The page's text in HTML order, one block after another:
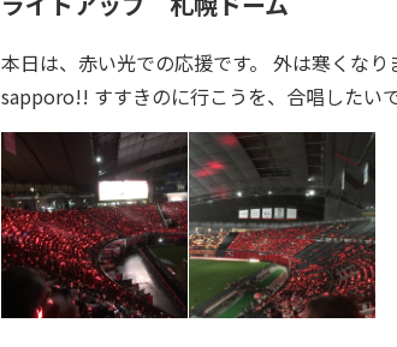
本日は、赤い光での応援です。 外は寒くな
sapporo!! すすきのに行こうを、合唱したい